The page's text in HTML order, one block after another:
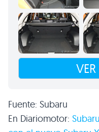
VER
Fuente: Subaru
En Diariomotor: